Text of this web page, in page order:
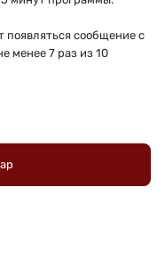
появляться сообщение с
менее 7 раз из 10